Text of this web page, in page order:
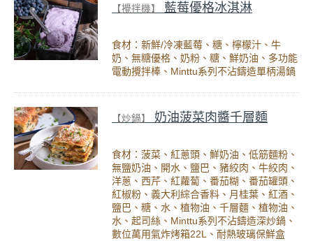
【攪拌機】 藍莓優格冰淇淋
食材：新鮮/冷凍藍莓、糖、檸檬汁、牛
奶、無糖優格、奶粉、糖、鮮奶油、多功能
電動攪拌棒、Minttu系列不沾鑄造單柄湯鍋
【炒鍋】 奶油菠菜肉醬千層麵
食材：菠菜、紅蔥頭、鮮奶油、低筋麵粉、
無鹽奶油、開水、鹽巴、豬絞肉、牛絞肉、
洋蔥、西芹、紅蘿蔔、番茄糊、番茄罐頭、
紅椒粉、義大利綜合香料、月桂葉、紅酒、
鹽巴、糖、水、植物油、千層麵、植物油、
水、起司絲、Minttu系列不沾鑄造深炒鍋、
數位萬用氣炸烤箱22L、耐熱玻璃保鮮盒